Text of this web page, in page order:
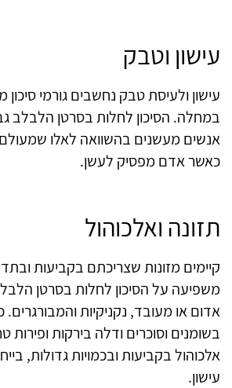
עישון וטבק
עישון ולעיסת טבק נחשבים גורמי
במחלה. הסיכון לחלות בסרטן הלבלב
אנשים מעשנים בהשוואה לאלו שמעולם
כאשר אדם מפסיק לעשן.
תזונה ואלכוהול
קיימים מזונות שצריכתם בקביעות
משפיעה על הסיכון לחלות בסרטן
אדום או מעובד, נקניקיות
בשומנים וסוכרים ודלה בירקות ופירות
אלכוהול בקביעות ובכמויות גדולות,
עישון.